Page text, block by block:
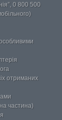
0 800 500
отриманих
частина)